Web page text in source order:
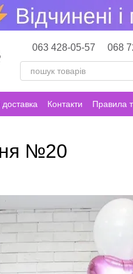
063 428-05-57 068
Контакти Правила
№20